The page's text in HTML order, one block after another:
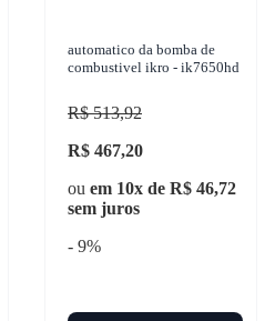
automatico da bomba de
combustivel ikro - ik7650hd
R$ 513,92
R$ 467,20
ou em 10x de R$ 46,72
sem juros
- 9%